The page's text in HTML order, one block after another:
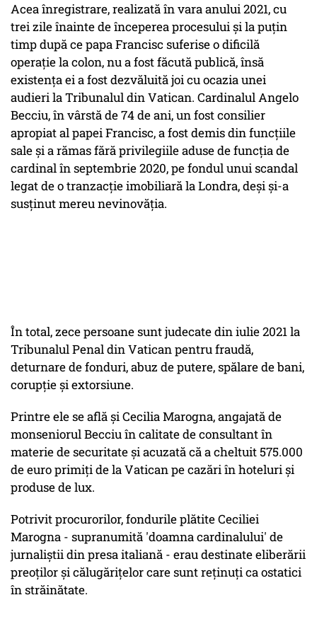
Acea înregistrare, realizată în vara anului 2021, cu
trei zile înainte de începerea procesului şi la puţin
timp după ce papa Francisc suferise o dificilă
operaţie la colon, nu a fost făcută publică, însă
existenţa ei a fost dezvăluită joi cu ocazia unei
audieri la Tribunalul din Vatican. Cardinalul Angelo
Becciu, în vârstă de 74 de ani, un fost consilier
apropiat al papei Francisc, a fost demis din funcţiile
sale şi a rămas fără privilegiile aduse de funcţia de
cardinal în septembrie 2020, pe fondul unui scandal
legat de o tranzacţie imobiliară la Londra, deşi şi-a
susţinut mereu nevinovăţia.
În total, zece persoane sunt judecate din iulie 2021 la
Tribunalul Penal din Vatican pentru fraudă,
deturnare de fonduri, abuz de putere, spălare de bani,
corupţie şi extorsiune.
Printre ele se află şi Cecilia Marogna, angajată de
monseniorul Becciu în calitate de consultant în
materie de securitate şi acuzată că a cheltuit 575.000
de euro primiţi de la Vatican pe cazări în hoteluri şi
produse de lux.
Potrivit procurorilor, fondurile plătite Ceciliei
Marogna - supranumită 'doamna cardinalului' de
jurnaliştii din presa italiană - erau destinate eliberării
preoţilor şi călugăriţelor care sunt reţinuţi ca ostatici
în străinătate.